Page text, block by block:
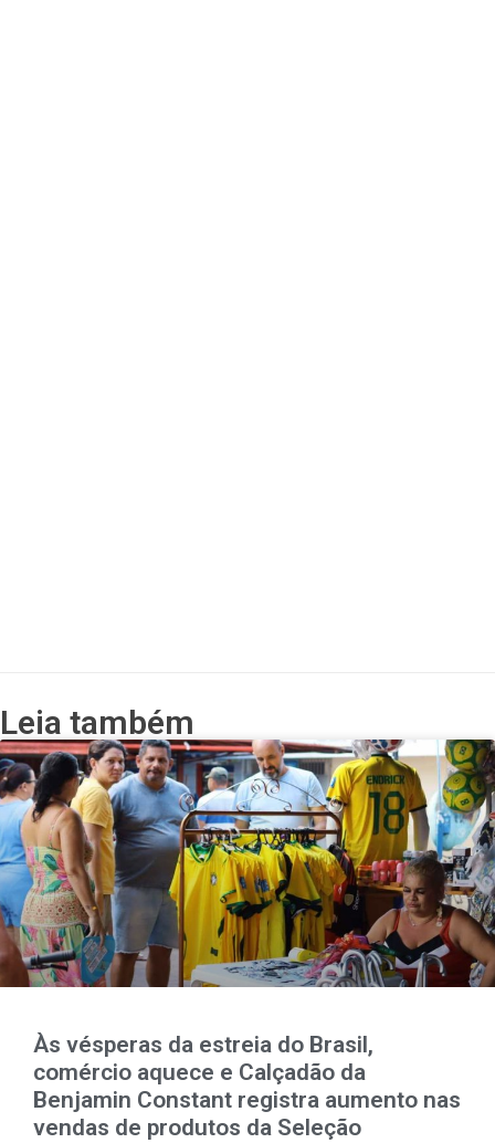
Leia também
Às vésperas da estreia do Brasil,
comércio aquece e Calçadão da
Benjamin Constant registra aumento nas
vendas de produtos da Seleção